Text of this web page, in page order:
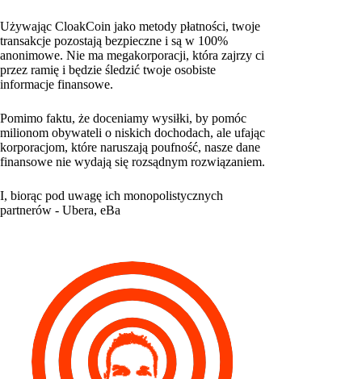
Używając CloakCoin jako metody płatności, twoje
transakcje pozostają bezpieczne i są w 100%
anonimowe. Nie ma megakorporacji, która zajrzy ci
przez ramię i będzie śledzić twoje osobiste
informacje finansowe.
Pomimo faktu, że doceniamy wysiłki, by pomóc
milionom obywateli o niskich dochodach, ale ufając
korporacjom, które naruszają poufność, nasze dane
finansowe nie wydają się rozsądnym rozwiązaniem.
I, biorąc pod uwagę ich monopolistycznych
partnerów - Ubera, eBa